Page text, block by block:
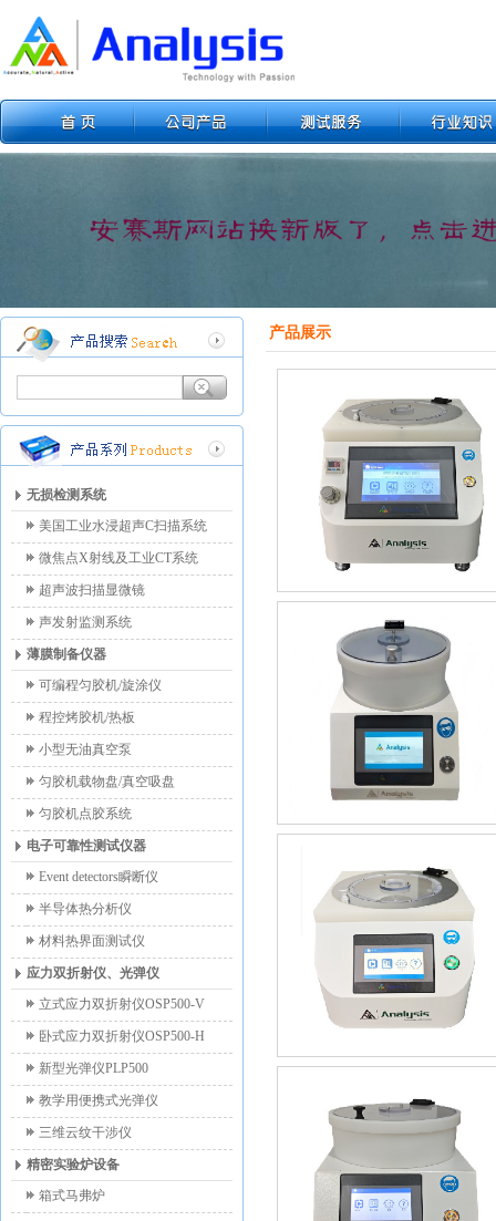
无损检测系统
美国工业水浸超声C扫描系统
微焦点X射线及工业CT系统
超声波扫描显微镜
声发射监测系统
薄膜制备仪器
可编程匀胶机/旋涂仪
程控烤胶机/热板
小型无油真空泵
匀胶机载物盘/真空吸盘
匀胶机点胶系统
电子可靠性测试仪器
Event detectors瞬断仪
半导体热分析仪
材料热界面测试仪
应力双折射仪、光弹仪
立式应力双折射仪OSP500-V
卧式应力双折射仪OSP500-H
新型光弹仪PLP500
教学用便携式光弹仪
三维云纹干涉仪
精密实验炉设备
箱式马弗炉
产品展示